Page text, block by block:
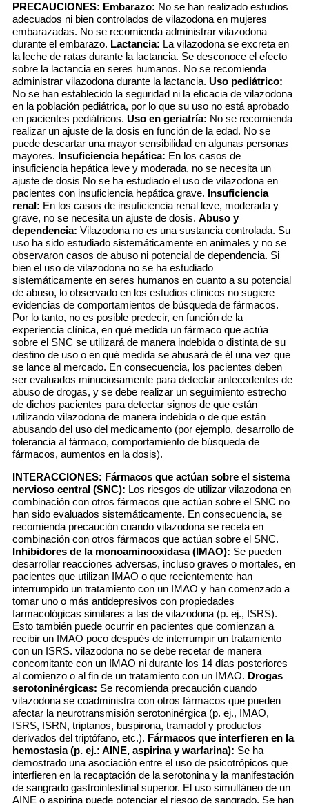
PRECAUCIONES: Embarazo: No se han realizado estudios
adecuados ni bien controlados de vilazodona en mujeres
embarazadas. No se recomienda administrar vilazodona
durante el embarazo. Lactancia: La vilazodona se excreta en
la leche de ratas durante la lactancia. Se desconoce el efecto
sobre la lactancia en seres humanos. No se recomienda
administrar vilazodona durante la lactancia. Uso pediátrico:
No se han establecido la seguridad ni la eficacia de vilazodona
en la población pediátrica, por lo que su uso no está aprobado
en pacientes pediátricos. Uso en geriatría: No se recomienda
realizar un ajuste de la dosis en función de la edad. No se
puede descartar una mayor sensibilidad en algunas personas
mayores. Insuficiencia hepática: En los casos de
insuficiencia hepática leve y moderada, no se necesita un
ajuste de dosis No se ha estudiado el uso de vilazodona en
pacientes con insuficiencia hepática grave. Insuficiencia
renal: En los casos de insuficiencia renal leve, moderada y
grave, no se necesita un ajuste de dosis. Abuso y
dependencia: Vilazodona no es una sustancia controlada. Su
uso ha sido estudiado sistemáticamente en animales y no se
observaron casos de abuso ni potencial de dependencia. Si
bien el uso de vilazodona no se ha estudiado
sistemáticamente en seres humanos en cuanto a su potencial
de abuso, lo observado en los estudios clínicos no sugiere
evidencias de comportamientos de búsqueda de fármacos.
Por lo tanto, no es posible predecir, en función de la
experiencia clínica, en qué medida un fármaco que actúa
sobre el SNC se utilizará de manera indebida o distinta de su
destino de uso o en qué medida se abusará de él una vez que
se lance al mercado. En consecuencia, los pacientes deben
ser evaluados minuciosamente para detectar antecedentes de
abuso de drogas, y se debe realizar un seguimiento estrecho
de dichos pacientes para detectar signos de que están
utilizando vilazodona de manera indebida o de que están
abusando del uso del medicamento (por ejemplo, desarrollo de
tolerancia al fármaco, comportamiento de búsqueda de
fármacos, aumentos en la dosis).
INTERACCIONES: Fármacos que actúan sobre el sistema
nervioso central (SNC): Los riesgos de utilizar vilazodona en
combinación con otros fármacos que actúan sobre el SNC no
han sido evaluados sistemáticamente. En consecuencia, se
recomienda precaución cuando vilazodona se receta en
combinación con otros fármacos que actúan sobre el SNC.
Inhibidores de la monoaminooxidasa (IMAO): Se pueden
desarrollar reacciones adversas, incluso graves o mortales, en
pacientes que utilizan IMAO o que recientemente han
interrumpido un tratamiento con un IMAO y han comenzado a
tomar uno o más antidepresivos con propiedades
farmacológicas similares a las de vilazodona (p. ej., ISRS).
Esto también puede ocurrir en pacientes que comienzan a
recibir un IMAO poco después de interrumpir un tratamiento
con un ISRS. vilazodona no se debe recetar de manera
concomitante con un IMAO ni durante los 14 días posteriores
al comienzo o al fin de un tratamiento con un IMAO. Drogas
serotoninérgicas: Se recomienda precaución cuando
vilazodona se coadministra con otros fármacos que pueden
afectar la neurotransmisión serotoninérgica (p. ej., IMAO,
ISRS, ISRN, triptanos, buspirona, tramadol y productos
derivados del triptófano, etc.). Fármacos que interfieren en la
hemostasia (p. ej.: AINE, aspirina y warfarina): Se ha
demostrado una asociación entre el uso de psicotrópicos que
interfieren en la recaptación de la serotonina y la manifestación
de sangrado gastrointestinal superior. El uso simultáneo de un
AINE o aspirina puede potenciar el riesgo de sangrado. Se han